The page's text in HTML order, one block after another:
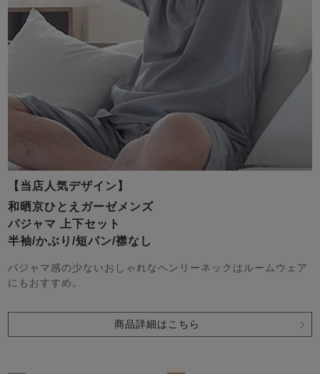
ズボ
ン単品
ボーイズ ボーイズ
売れ筋ランキング
- Item Ranking -
すべてのデザインのパジャマ一覧はこちら
【当店人気デザイン】
和晒京ひとえガーゼメンズ
パジャマ 上下セット
半袖/かぶり/短パン/襟なし
パジャマ感の少ないおしゃれなヘンリーネックはルームウェア
にもおすすめ。
商品詳細はこちら